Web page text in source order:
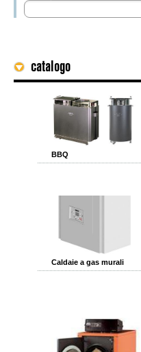
catalogo
BBQ
Caldaie a gas murali